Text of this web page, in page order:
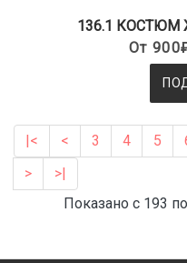
136.1
От
|< < 3 4 5
>
>|
Показано с 193